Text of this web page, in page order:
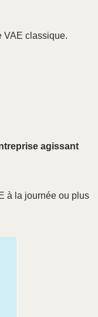
VAE classique.
agissant
à la journée ou plus